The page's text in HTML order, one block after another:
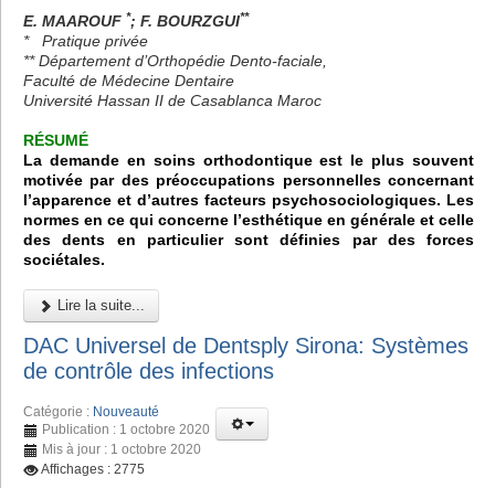
E. MAAROUF *; F. BOURZGUI**
* Pratique privée
** Département d’Orthopédie Dento-faciale,
Faculté de Médecine Dentaire
Université Hassan II de Casablanca Maroc
RÉSUMÉ
La demande en soins orthodontique est le plus souvent
motivée par des préoccupations personnelles concernant
l’apparence et d’autres facteurs psychosociologiques. Les
normes en ce qui concerne l’esthétique en générale et celle
des dents en particulier sont définies par des forces
sociétales.
Lire la suite...
DAC Universel de Dentsply Sirona: Systèmes
de contrôle des infections
Catégorie : Nouveauté
Publication : 1 octobre 2020
Mis à jour : 1 octobre 2020
Affichages : 2775